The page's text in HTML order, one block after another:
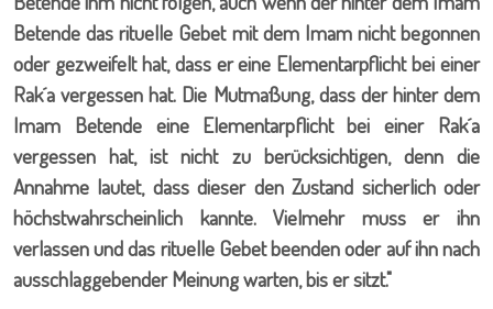
Betende das rituelle Gebet mit dem Imam nicht begonnen
oder gezweifelt hat, dass er eine Elementarpflicht bei einer
Rak´a vergessen hat. Die Mutmaßung, dass der hinter dem
Imam Betende eine Elementarpflicht bei einer Rak´a
vergessen hat, ist nicht zu berücksichtigen, denn die
Annahme lautet, dass dieser den Zustand sicherlich oder
höchstwahrscheinlich kannte. Vielmehr muss er ihn
verlassen und das rituelle Gebet beenden oder auf ihn nach
ausschlaggebender Meinung warten, bis er sitzt."